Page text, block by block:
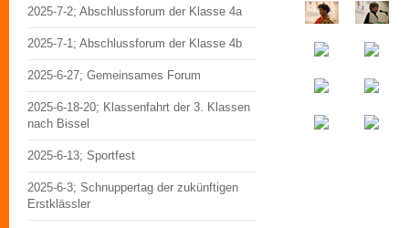
2025-7-2; Abschlussforum der Klasse 4a
2025-7-1; Abschlussforum der Klasse 4b
2025-6-27; Gemeinsames Forum
2025-6-18-20; Klassenfahrt der 3. Klassen
nach Bissel
2025-6-13; Sportfest
2025-6-3; Schnuppertag der zukünftigen
Erstklässler